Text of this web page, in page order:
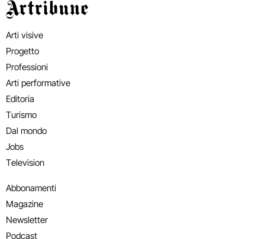
Artribune
Arti visive
Progetto
Professioni
Arti performative
Editoria
Turismo
Dal mondo
Jobs
Television
Abbonamenti
Magazine
Newsletter
Podcast